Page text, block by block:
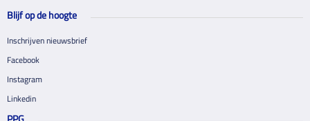
Blijf op de hoogte
Inschrijven nieuwsbrief
Facebook
Instagram
Linkedin